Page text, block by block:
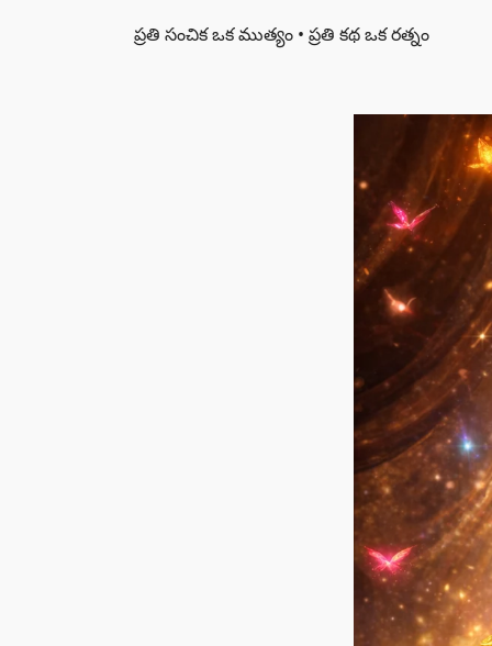
ప్రతి సంచిక ఒక ముత్యం • ప్రతి కథ ఒక రత్నం